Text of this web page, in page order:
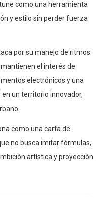
como una herramienta
y estilo sin perder fuerza
por su manejo de ritmos
el interés de
electrónicos y una
en un territorio innovador,
como una carta de
no busca imitar fórmulas,
artística y proyección